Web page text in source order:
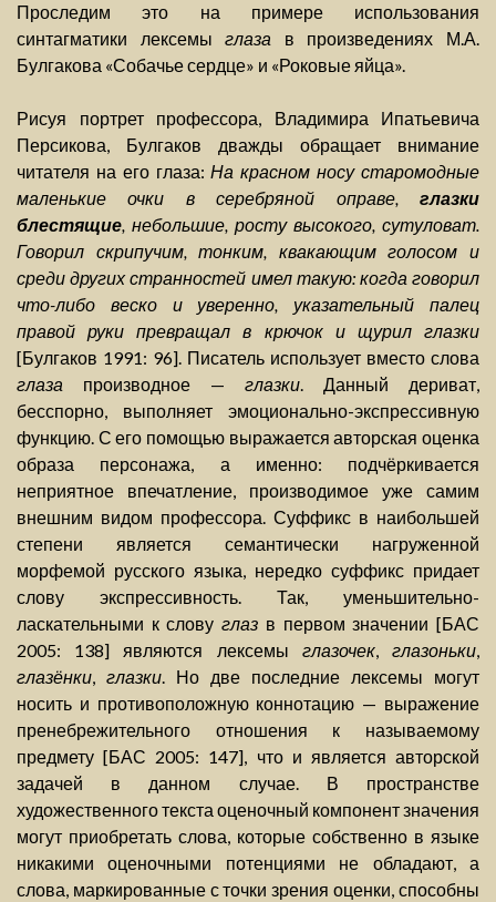
Проследим это на примере использования
синтагматики лексемыглаза в произведениях М.А.
Булгакова «Собачье сердце» и «Роковые яйца».
Рисуя портрет профессора, Владимира Ипатьевича
Персикова, Булгаков дважды обращает внимание
читателя на его глаза:На красном носу старомодные
маленькие очки в серебряной оправе, глазки
блестящие, небольшие, росту высокого, сутуловат.
Говорил скрипучим, тонким, квакающим голосом и
среди других странностей имел такую: когда говорил
что-либо веско и уверенно, указательный палец
правой руки превращал в крючок и щурил глазки
[Булгаков 1991: 96]. Писатель использует вместо слова
глаза производное — глазки. Данный дериват,
бесспорно, выполняет эмоционально-экспрессивную
функцию. С его помощью выражается авторская оценка
образа персонажа, а именно: подчёркивается
неприятное впечатление, производимое уже самим
внешним видом профессора. Суффикс в наибольшей
степени является семантически нагруженной
морфемой русского языка, нередко суффикс придает
слову экспрессивность. Так, уменьшительно-
ласкательными к словуглаз в первом значении [БАС
2005: 138] являются лексемы глазочек,глазоньки,
глазёнки, глазки. Но две последние лексемы могут
носить и противоположную коннотацию — выражение
пренебрежительного отношения к называемому
предмету [БАС 2005: 147], что и является авторской
задачей в данном случае. В пространстве
художественного текста оценочный компонент значения
могут приобретать слова, которые собственно в языке
никакими оценочными потенциями не обладают, а
слова, маркированные с точки зрения оценки, способны